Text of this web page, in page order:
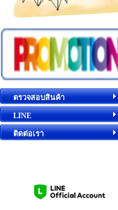
ตรวจสอบสินค้า
LINE
ติดต่อเรา